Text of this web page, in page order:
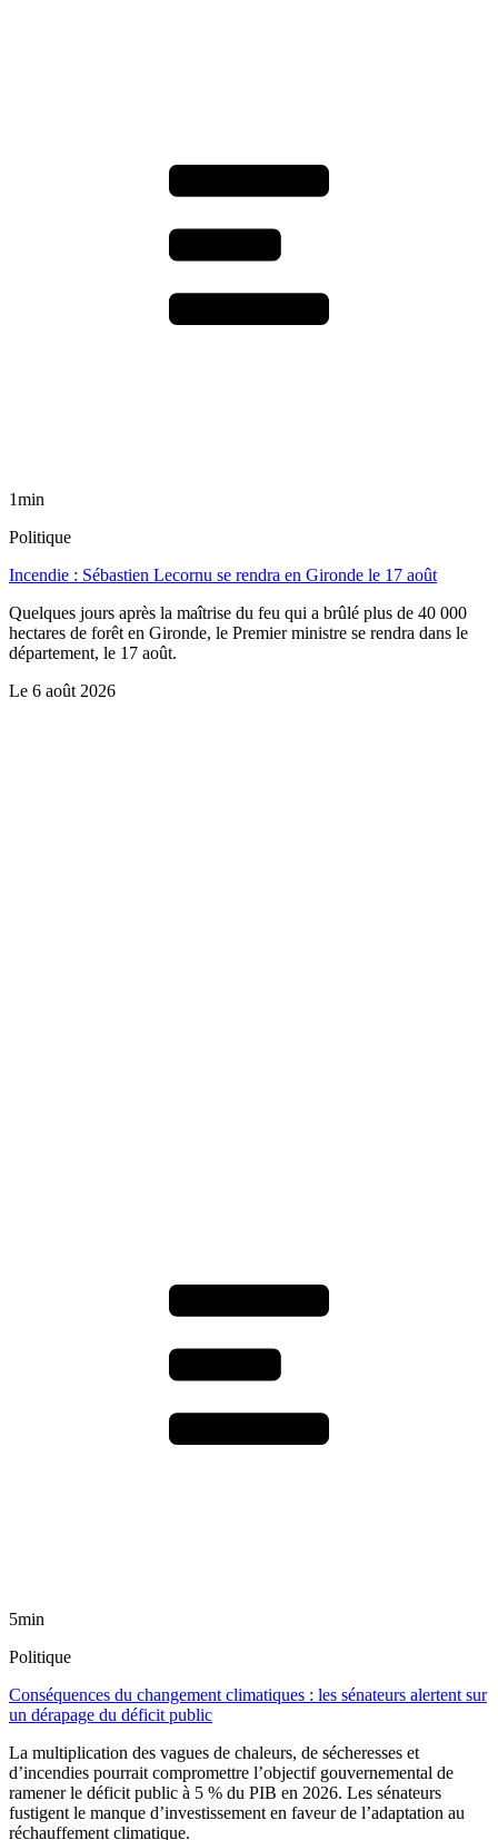
1min
Politique
Incendie : Sébastien Lecornu se rendra en Gironde le 17 août
Quelques jours après la maîtrise du feu qui a brûlé plus de 40 000
hectares de forêt en Gironde, le Premier ministre se rendra dans le
département, le 17 août.
Le 6 août 2026
5min
Politique
Conséquences du changement climatiques : les sénateurs alertent sur
un dérapage du déficit public
La multiplication des vagues de chaleurs, de sécheresses et
d’incendies pourrait compromettre l’objectif gouvernemental de
ramener le déficit public à 5 % du PIB en 2026. Les sénateurs
fustigent le manque d’investissement en faveur de l’adaptation au
réchauffement climatique.